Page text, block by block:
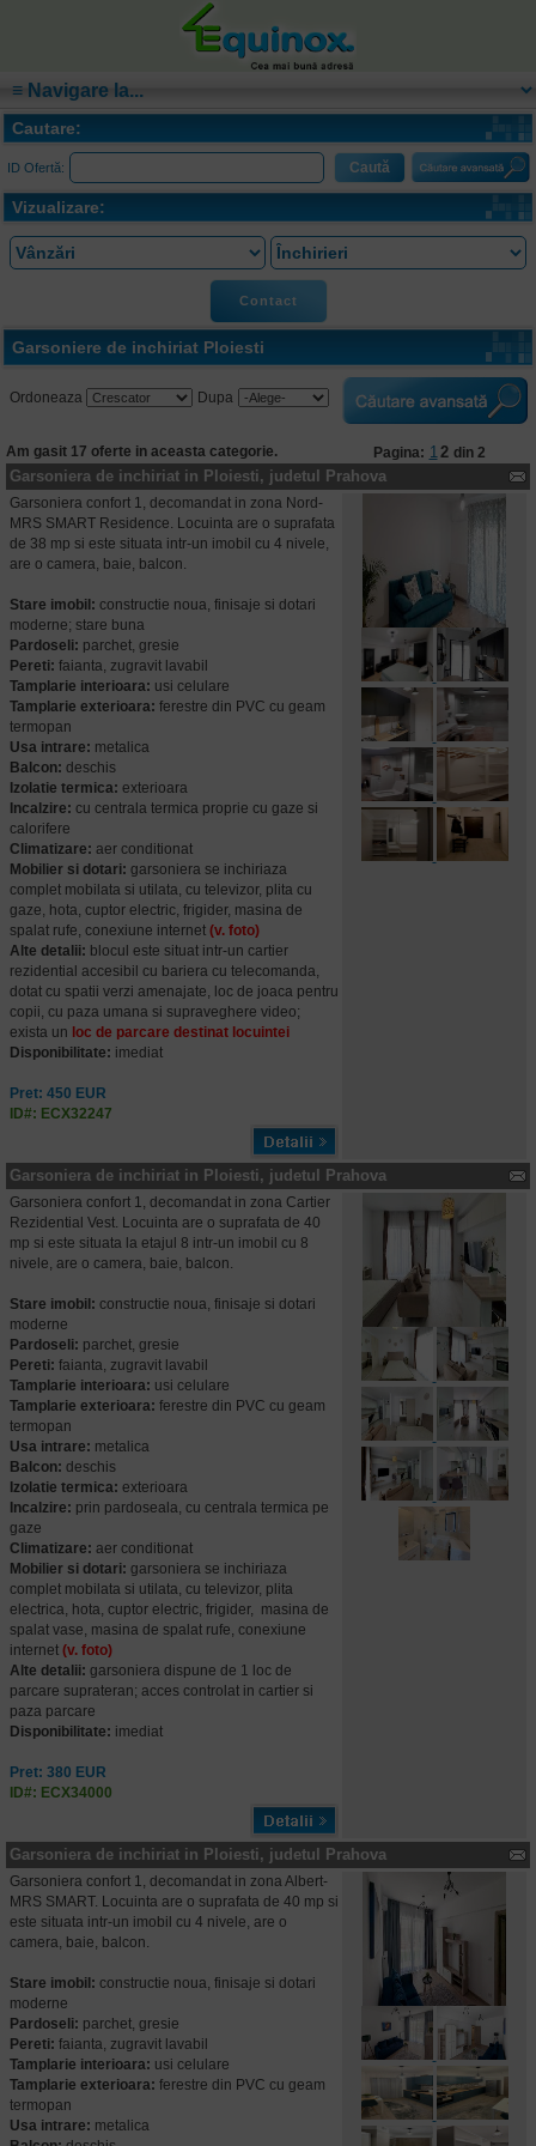
Cautare:
ID Ofertă:
Vizualizare:
Contact
Garsoniere de inchiriat Ploiesti
Ordoneaza Dupa
Am gasit 17 oferte in aceasta categorie. Pagina: 12 din 2
Garsoniera de inchiriat in Ploiesti, judetul Prahova
Garsoniera confort 1, decomandat in zona Nord-
MRS SMART Residence. Locuinta are o suprafata
de 38 mp si este situata intr-un imobil cu 4 nivele,
are o camera, baie, balcon.
Stare imobil: constructie noua, finisaje si dotari
moderne; stare buna
Pardoseli: parchet, gresie
Pereti: faianta, zugravit lavabil
Tamplarie interioara: usi celulare
Tamplarie exterioara: ferestre din PVC cu geam
termopan
Usa intrare: metalica
Balcon: deschis
Izolatie termica: exterioara
Incalzire: cu centrala termica proprie cu gaze si
calorifere
Climatizare: aer conditionat
Mobilier si dotari: garsoniera se inchiriaza
complet mobilata si utilata, cu televizor, plita cu
gaze, hota, cuptor electric, frigider, masina de
spalat rufe, conexiune internet (v. foto)
Alte detalii: blocul este situat intr-un cartier
rezidential accesibil cu bariera cu telecomanda,
dotat cu spatii verzi amenajate, loc de joaca pentru
copii, cu paza umana si supraveghere video;
exista un loc de parcare destinat locuintei
Disponibilitate: imediat
Pret: 450 EUR
ID#: ECX32247
Garsoniera de inchiriat in Ploiesti, judetul Prahova
Garsoniera confort 1, decomandat in zona Cartier
Rezidential Vest. Locuinta are o suprafata de 40
mp si este situata la etajul 8 intr-un imobil cu 8
nivele, are o camera, baie, balcon.
Stare imobil: constructie noua, finisaje si dotari
moderne
Pardoseli: parchet, gresie
Pereti: faianta, zugravit lavabil
Tamplarie interioara: usi celulare
Tamplarie exterioara: ferestre din PVC cu geam
termopan
Usa intrare: metalica
Balcon: deschis
Izolatie termica: exterioara
Incalzire: prin pardoseala, cu centrala termica pe
gaze
Climatizare: aer conditionat
Mobilier si dotari: garsoniera se inchiriaza
complet mobilata si utilata, cu televizor, plita
electrica, hota, cuptor electric, frigider, masina de
spalat vase, masina de spalat rufe, conexiune
internet (v. foto)
Alte detalii: garsoniera dispune de 1 loc de
parcare suprateran; acces controlat in cartier si
paza parcare
Disponibilitate: imediat
Pret: 380 EUR
ID#: ECX34000
Garsoniera de inchiriat in Ploiesti, judetul Prahova
Garsoniera confort 1, decomandat in zona Albert-
MRS SMART. Locuinta are o suprafata de 40 mp si
este situata intr-un imobil cu 4 nivele, are o
camera, baie, balcon.
Stare imobil: constructie noua, finisaje si dotari
moderne
Pardoseli: parchet, gresie
Pereti: faianta, zugravit lavabil
Tamplarie interioara: usi celulare
Tamplarie exterioara: ferestre din PVC cu geam
termopan
Usa intrare: metalica